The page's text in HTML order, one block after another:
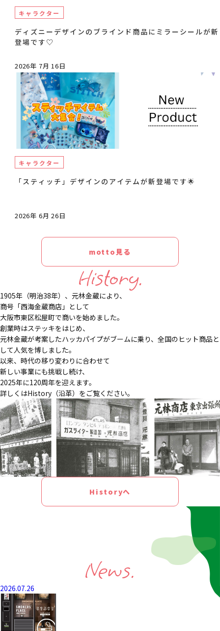
キャラクター
ディズニーデザインのブラインド商品にミラーシールが新
登場です♡
2026年 7月 16日
キャラクター
「スティッチ」デザインのアイテムが新登場です🌟
2026年 6月 26日
motto見る
History.
1905年（明治38年）、元林金蔵により、
商号「西海金蔵商店」として
大阪市東区松屋町で商いを始めました。
創業時はステッキをはじめ、
元林金蔵が考案したハッカパイプがブームに乗り、全国のヒット商品と
して人気を博しました。
以来、時代の移り変わりに合わせて
新しい事業にも挑戦し続け、
2025年に120周年を迎えます。
詳しくはHistory（沿革）をご覧ください。
Historyへ
News.
2026.07.26